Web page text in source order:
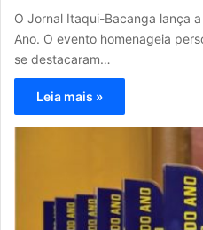
O Jornal Itaqui-Bacanga lança
Ano. O evento homenageia
se destacaram…
Leia mais »